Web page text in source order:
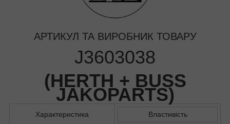
АРТИКУЛ ТА ВИРОБНИК ТОВАРУ
J3603038
(HERTH + BUSS
JAKOPARTS)
Характеристика Властивість